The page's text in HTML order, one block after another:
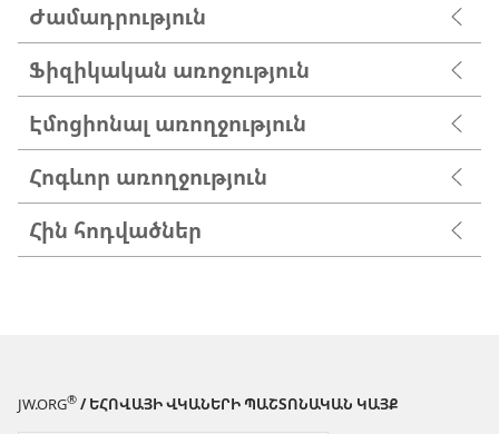
Ժամադրություն
Ֆիզիկական առոջություն
Էմոցիոնալ առողջություն
Հոգևոր առողջություն
Հին հոդվածներ
JW.ORG® / ԵՀՈՎԱՅԻ ՎԿԱՆԵՐԻ ՊԱՇՏՈՆԱԿԱՆ ԿԱՅՔ